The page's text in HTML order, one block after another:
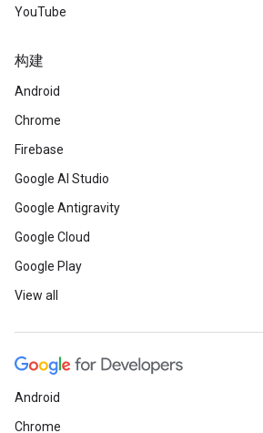
YouTube
构建
Android
Chrome
Firebase
Google AI Studio
Google Antigravity
Google Cloud
Google Play
View all
Android
Chrome